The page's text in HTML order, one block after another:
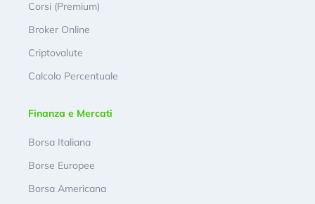
Corsi (Premium)
Broker Online
Criptovalute
Calcolo Percentuale
Finanza e Mercati
Borsa Italiana
Borse Europee
Borsa Americana